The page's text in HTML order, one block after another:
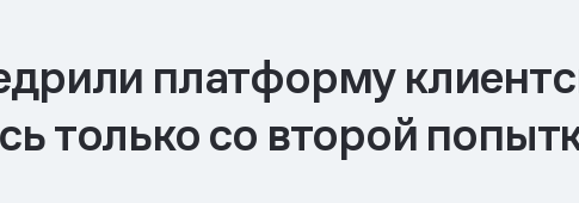
платформу
только со второй